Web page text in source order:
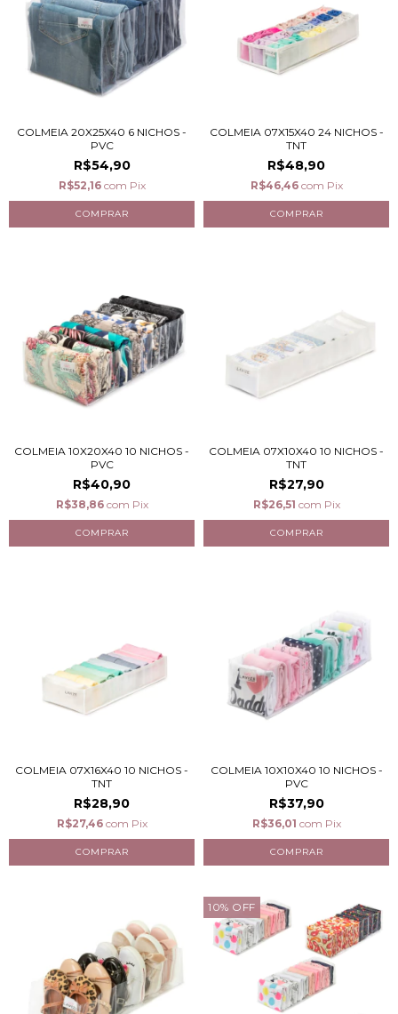
COLMEIA 20X25X40 6 NICHOS -
PVC
R$54,90
R$52,16 com Pix
COLMEIA 07X15X40 24 NICHOS -
TNT
R$48,90
R$46,46 com Pix
COLMEIA 10X20X40 10 NICHOS -
PVC
R$40,90
R$38,86 com Pix
COLMEIA 07X10X40 10 NICHOS -
TNT
R$27,90
R$26,51 com Pix
COLMEIA 07X16X40 10 NICHOS -
TNT
R$28,90
R$27,46 com Pix
COLMEIA 10X10X40 10 NICHOS -
PVC
R$37,90
R$36,01 com Pix
10% OFF